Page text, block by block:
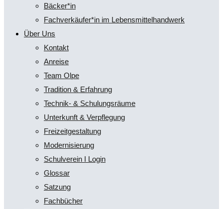
Bäcker*in
Fachverkäufer*in im Lebensmittelhandwerk
Über Uns
Kontakt
Anreise
Team Olpe
Tradition & Erfahrung
Technik- & Schulungsräume
Unterkunft & Verpflegung
Freizeitgestaltung
Modernisierung
Schulverein I Login
Glossar
Satzung
Fachbücher